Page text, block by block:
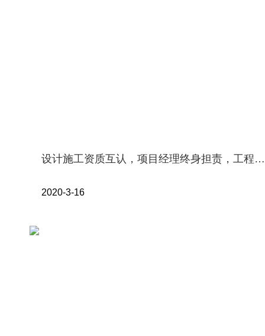
设计施工资质互认，项目经理终身担责，工程总承包出新政
2020-3-16